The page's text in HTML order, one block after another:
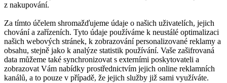
z nakupování.
Za tímto účelem shromažďujeme údaje o našich uživatelích, jejich
chování a zařízeních. Tyto údaje používáme k neustálé optimalizaci
našich webových stránek, k zobrazování personalizované reklamy a
obsahu, stejně jako k analýze statistik používání. Vaše zašifrovaná
data můžeme také synchronizovat s externími poskytovateli a
zobrazovat Vám nabídky prostřednictvím jejich online reklamních
kanálů, a to pouze v případě, že jejich služby již sami využíváte.